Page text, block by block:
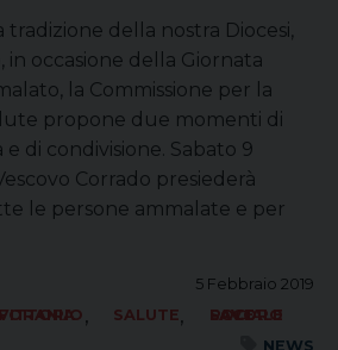
tradizione della nostra Diocesi,
in occasione della Giornata
la Commissione per la
propone due momenti di
di condivisione. Sabato 9
Corrado presiederà
le persone ammalate e per
5 Febbraio 2019
VITTORIO , SALUTE,
SOCIALE LAVORO PACE
NEWS